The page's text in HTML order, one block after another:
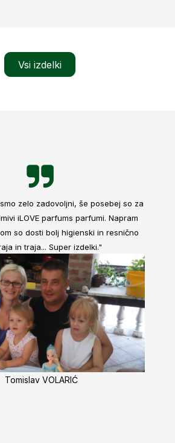
Vsi izdelki
zelo zadovoljni, še posebej so za
iLOVE parfums parfumi. Napram
so dosti bolj higienski in resnično
in traja... Super izdelki."
Tomislav VOLARIĆ